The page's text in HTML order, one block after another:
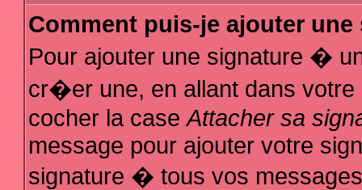
Comment puis-je ajouter
Pour ajouter une signature �
cr�er une, en allant dans
cocher la caseAttacher sa
message pour ajouter votre
signature � tous vos